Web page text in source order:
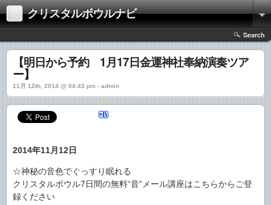
クリスタルボウルナビ
Search
【明日から予約 1月17日金運神社奉納演奏ツア
ー】
11月 12th, 2014 @ 04:43 pm › admin
2014年11月12日
☆神秘の音色でぐっすり眠れる
クリスタルボウル7日間の無料“音”メール講座はこちらからご登
録ください